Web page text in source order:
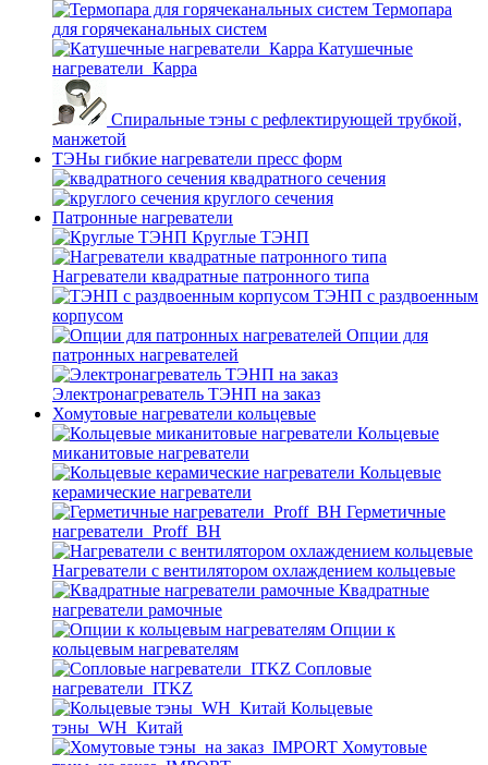
Термопара
для горячеканальных систем
Катушечные
нагреватели_Карра
Спиральные тэны с рефлектирующей трубкой,
манжетой
ТЭНы гибкие нагреватели пресс форм
квадратного сечения
круглого сечения
Патронные нагреватели
Круглые ТЭНП
Нагреватели квадратные патронного типа
ТЭНП с раздвоенным
корпусом
Опции для
патронных нагревателей
Электронагреватель ТЭНП на заказ
Хомутовые нагреватели кольцевые
Кольцевые
миканитовые нагреватели
Кольцевые
керамические нагреватели
Герметичные
нагреватели_Proff_BH
Нагреватели с вентилятором охлаждением кольцевые
Квадратные
нагреватели рамочные
Опции к
кольцевым нагревателям
Cопловые
нагреватели_ITKZ
Кольцевые
тэны_WH_Китай
Хомутовые